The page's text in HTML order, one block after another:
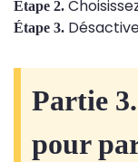
Étape 2.
Étape 3.
Partie
pour